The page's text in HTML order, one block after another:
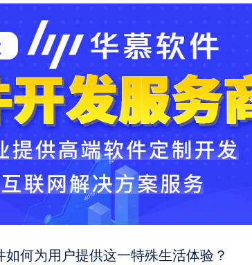
何为用户提供这一特殊生活体验？